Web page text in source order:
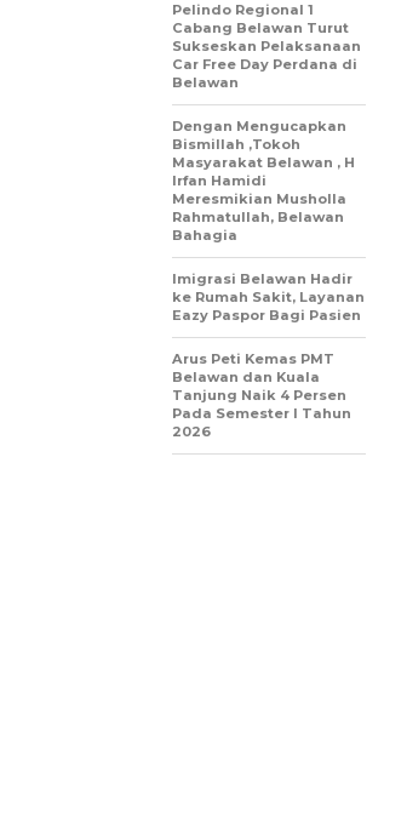
Pelindo Regional 1
Cabang Belawan Turut
Sukseskan Pelaksanaan
Car Free Day Perdana di
Belawan
Dengan Mengucapkan
Bismillah ,Tokoh
Masyarakat Belawan , H
Irfan Hamidi
Meresmikian Musholla
Rahmatullah, Belawan
Bahagia
Imigrasi Belawan Hadir
ke Rumah Sakit, Layanan
Eazy Paspor Bagi Pasien
Arus Peti Kemas PMT
Belawan dan Kuala
Tanjung Naik 4 Persen
Pada Semester I Tahun
2026